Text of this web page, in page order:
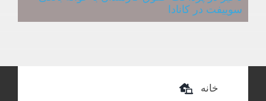
سوییفت در کانادا
خانه